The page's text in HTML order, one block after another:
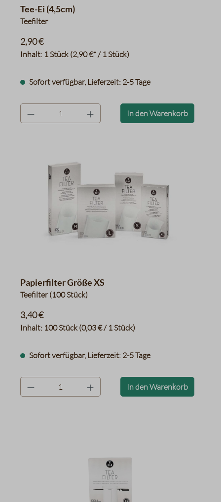
Tee-Ei (4,5cm)
Teefilter
Inhalt: 1 Stück(2,90 €* / 1 Stück)
2,90 €
Sofort verfügbar, Lieferzeit: 2-5 Tage
product.quantityLabel In den Warenkorb
Papierfilter Größe XS
Teefilter (100 Stück)
Inhalt: 100 Stück(0,03 € / 1 Stück)
3,40 €
Sofort verfügbar, Lieferzeit: 2-5 Tage
product.quantityLabel In den Warenkorb